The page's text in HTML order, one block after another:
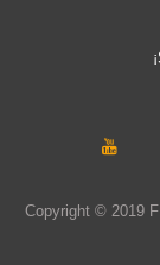
Copyright © 2019